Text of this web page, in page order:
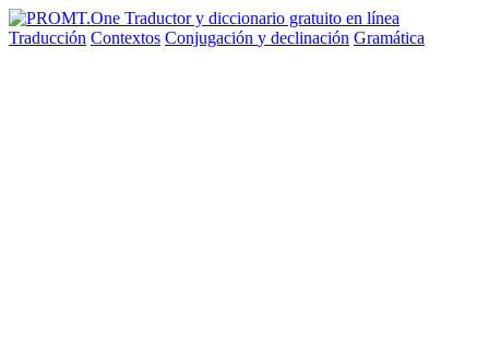
Traducción Contextos Conjugación y declinación Gramática